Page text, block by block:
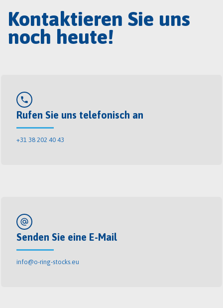
Kontaktieren Sie uns
noch heute!
phone
Rufen Sie uns telefonisch an
+31 38 202 40 43
alternate_email
Senden Sie eine E-Mail
info@o-ring-stocks.eu